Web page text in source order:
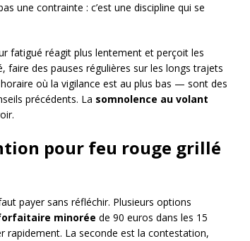
une contrainte : c’est une discipline qui se
fatigué réagit plus lentement et perçoit les
faire des pauses régulières sur les longs trajets
où la vigilance est au plus bas — sont des
précédents. La somnolence au volant
pour feu rouge grillé
payer sans réfléchir. Plusieurs options
minorée de 90 euros dans les 15
rapidement. La seconde est la contestation,